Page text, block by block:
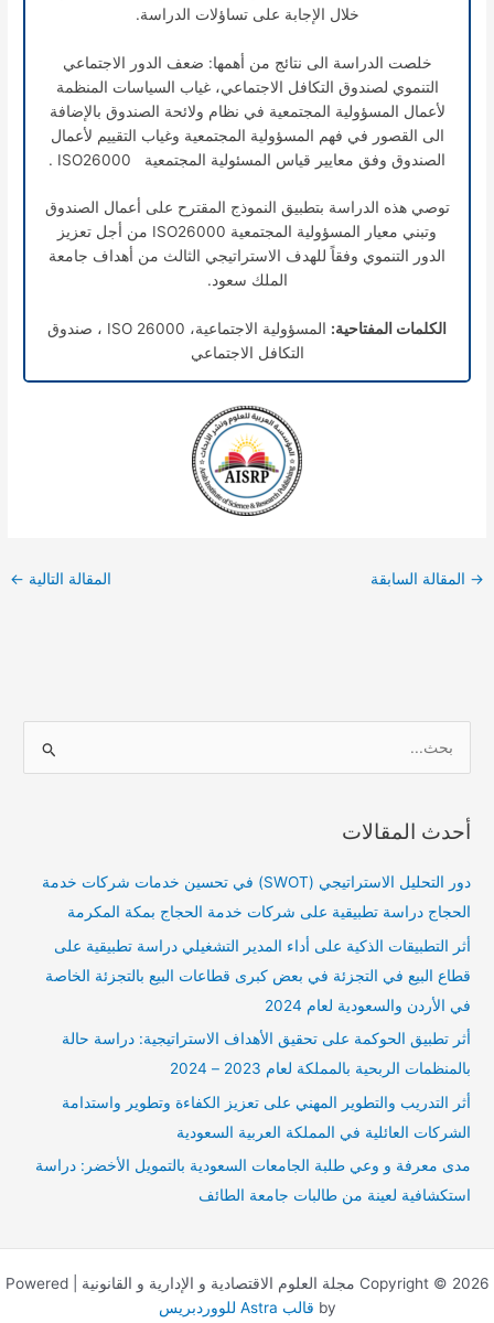
خلال الإجابة على تساؤلات الدراسة.
خلصت الدراسة الى نتائج من أهمها: ضعف الدور الاجتماعي
التنموي لصندوق التكافل الاجتماعي، غياب السياسات المنظمة
لأعمال المسؤولية المجتمعية في نظام ولائحة الصندوق بالإضافة
الى القصور في فهم المسؤولية المجتمعية وغياب التقييم لأعمال
الصندوق وفق معايير قياس المسئولية المجتمعية ISO26000 .
توصي هذه الدراسة بتطبيق النموذج المقترح على أعمال الصندوق
وتبني معيار المسؤولية المجتمعية ISO26000 من أجل تعزيز
الدور التنموي وفقاً للهدف الاستراتيجي الثالث من أهداف جامعة
الملك سعود.
الكلمات المفتاحية:
المسؤولية الاجتماعية، ISO 26000 ، صندوق
التكافل الاجتماعي
→ المقالة السابقة المقالة التالية ←
ح
أحدث المقالات
دور التحليل الاستراتيجي (SWOT) في تحسين خدمات شركات خدمة
الحجاج دراسة تطبيقية على شركات خدمة الحجاج بمكة المكرمة
أثر التطبيقات الذكية على أداء المدير التشغيلي دراسة تطبيقية على
قطاع البيع في التجزئة في بعض كبرى قطاعات البيع بالتجزئة الخاصة
في الأردن والسعودية لعام 2024
أثر تطبيق الحوكمة على تحقيق الأهداف الاستراتيجية: دراسة حالة
بالمنظمات الربحية بالمملكة لعام 2023 – 2024
أثر التدريب والتطوير المهني على تعزيز الكفاءة وتطوير واستدامة
الشركات العائلية في المملكة العربية السعودية
مدى معرفة و وعي طلبة الجامعات السعودية بالتمويل الأخضر: دراسة
استكشافية لعينة من طالبات جامعة الطائف
Copyright © 2026 مجلة العلوم الاقتصادية و الإدارية و القانونية | Powered
by قالب Astra للووردبريس